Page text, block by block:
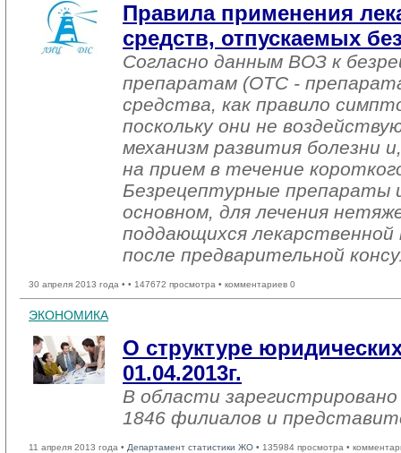
Правила применения
средств, отпускаемых
Согласно данным ВОЗ к
препаратам (ОТС -
средства, как правило
поскольку они не
механизм развития болезни
на прием в течение
Безрецептурные препараты
основном, для лечения
поддающихся лекарственной
после предварительной
30 апреля 2013 года • • 147672 просмотра • комментариев 0
ЭКОНОМИКА
О структуре
01.04.2013г.
В области
1846 филиалов и
11 апреля 2013 года • Департамент статистики ЖО • 135984 просмотра •